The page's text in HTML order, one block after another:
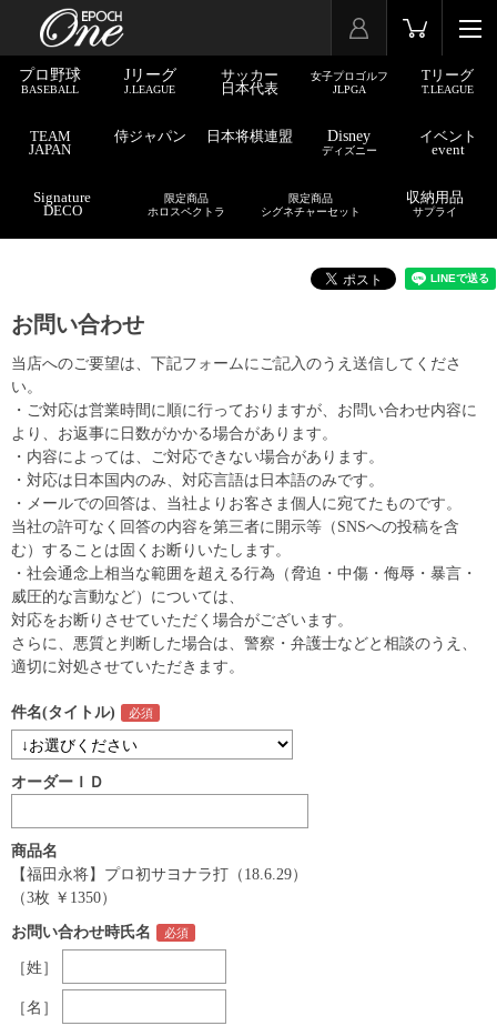
プロ野球
BASEBALL
Jリーグ
J.LEAGUE
サッカー
日本代表
女子プロゴルフ
JLPGA
Tリーグ
T.LEAGUE
TEAM
JAPAN
侍ジャパン 日本将棋連盟 Disney
ディズニー
イベント
event
Signature
DECO
限定商品
ホロスペクトラ
限定商品
シグネチャーセット
収納用品
サプライ
お問い合わせ
当店へのご要望は、下記フォームにご記入のうえ送信してくださ
い。
・ご対応は営業時間に順に行っておりますが、お問い合わせ内容に
より、お返事に日数がかかる場合があります。
・内容によっては、ご対応できない場合があります。
・対応は日本国内のみ、対応言語は日本語のみです。
・メールでの回答は、当社よりお客さま個人に宛てたものです。
当社の許可なく回答の内容を第三者に開示等（SNSへの投稿を含
む）することは固くお断りいたします。
・社会通念上相当な範囲を超える行為（脅迫・中傷・侮辱・暴言・
威圧的な言動など）については、
対応をお断りさせていただく場合がございます。
さらに、悪質と判断した場合は、警察・弁護士などと相談のうえ、
適切に対処させていただきます。
件名(タイトル)
オーダーＩＤ
商品名
【福田永将】プロ初サヨナラ打（18.6.29）
（3枚 ￥1350）
お問い合わせ時氏名
［姓］
［名］